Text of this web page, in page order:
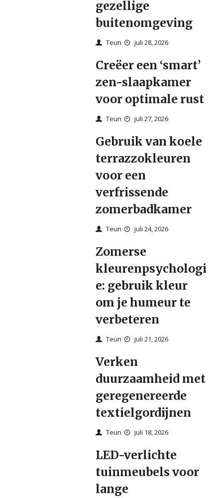
gezellige
buitenomgeving
Teun juli 28, 2026
Creëer een ‘smart’
zen-slaapkamer
voor optimale rust
Teun juli 27, 2026
Gebruik van koele
terrazzokleuren
voor een
verfrissende
zomerbadkamer
Teun juli 24, 2026
Zomerse
kleurenpsychologi
e: gebruik kleur
om je humeur te
verbeteren
Teun juli 21, 2026
Verken
duurzaamheid met
geregenereerde
textielgordijnen
Teun juli 18, 2026
LED-verlichte
tuinmeubels voor
lange